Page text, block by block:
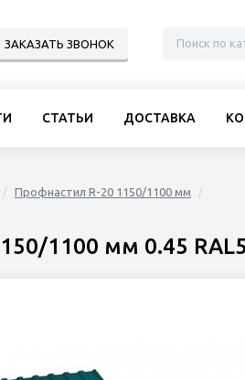
Профнастил R-20 1150/1100 мм
1100 мм 0.45
ЗАКАЗАТЬ ЗВОНОК
СТАТЬИ ДОСТАВКА